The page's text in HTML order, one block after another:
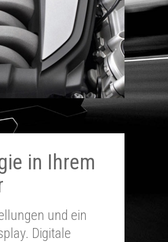
in Ihrem
und ein
Digitale